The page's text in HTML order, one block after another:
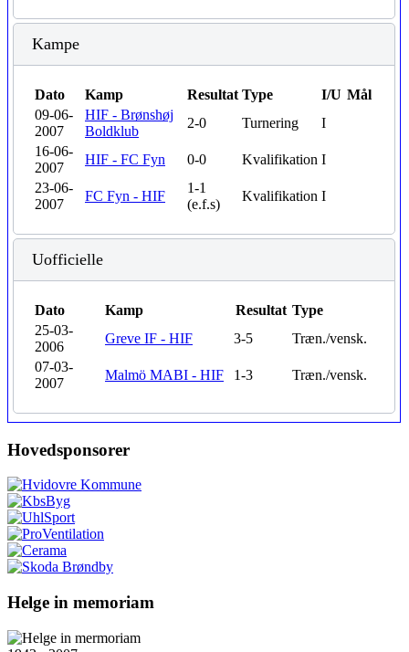
Kampe
Dato Kamp Resultat Type I/U Mål
09-06-
2007
HIF - Brønshøj
Boldklub
2-0 Turnering
I
16-06-
2007
HIF - FC Fyn 0-0 Kvalifikation I
23-06-
2007
FC Fyn - HIF
1-1
(e.f.s)
Kvalifikation I
Uofficielle
Dato Kamp Resultat Type
25-03-
2006
Greve IF - HIF 3-5
Træn./vensk.
07-03-
2007
Malmö MABI - HIF 1-3 Træn./vensk.
Hovedsponsorer
Helge in memoriam